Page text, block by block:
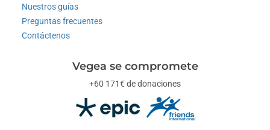
Nuestros guías
Preguntas frecuentes
Contáctenos
Vegea se compromete
+60 171€ de donaciones